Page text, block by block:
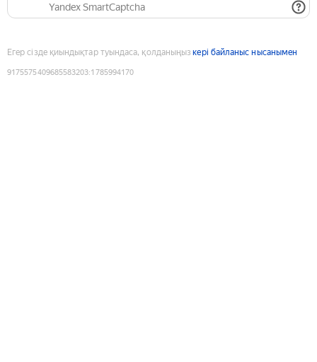
Yandex SmartCaptcha
Егер сізде қиындықтар туындаса, қолданыңыз кері байланыс нысанымен
9175575409685583203:1785994170